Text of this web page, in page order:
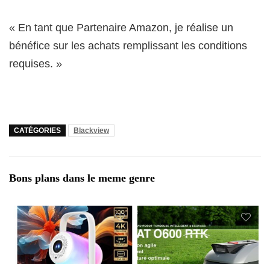
« En tant que Partenaire Amazon, je réalise un
bénéfice sur les achats remplissant les conditions
requises. »
CATÉGORIES Blackview
Bons plans dans le meme genre